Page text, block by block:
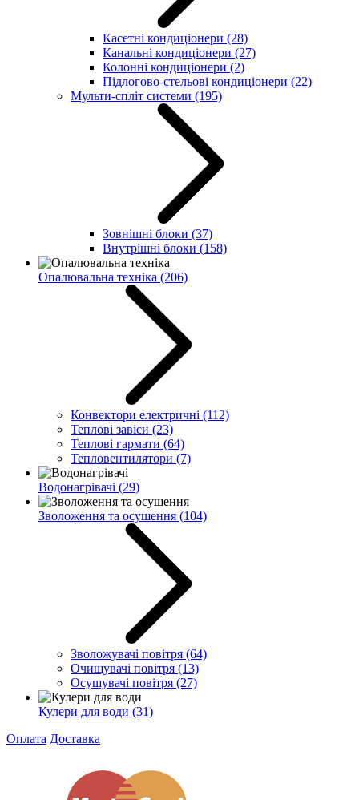
Касетні кондиціонери (28)
Канальні кондиціонери (27)
Колонні кондиціонери (2)
Підлогово-стельові кондиціонери (22)
Мульти-спліт системи (195)
Зовнішні блоки (37)
Внутрішні блоки (158)
Опалювальна техніка (206)
Конвектори електричні (112)
Теплові завіси (23)
Теплові гармати (64)
Тепловентилятори (7)
Водонагрівачі (29)
Зволоження та осушення (104)
Зволожувачі повітря (64)
Очищувачі повітря (13)
Осушувачі повітря (27)
Кулери для води (31)
Оплата Доставка